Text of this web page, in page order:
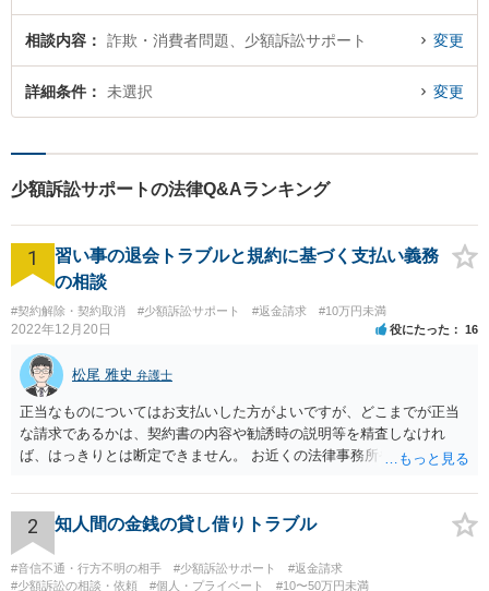
相談内容 詐欺・消費者問題、少額訴訟サポート 変更
詳細条件 未選択 変更
少額訴訟サポートの法律Q&Aランキング
1
習い事の退会トラブルと規約に基づく支払い義務
の相談
#契約解除・契約取消 #少額訴訟サポート #返金請求 #10万円未満
2022年12月20日 役にたった 16
松尾 雅史 弁護士
正当なものについてはお支払いした方がよいですが、どこまでが正当
な請求であるかは、契約書の内容や勧誘時の説明等を精査しなけれ
ば、はっきりとは断定できません。 お近くの法律事務所や、市役所・
費者生活センター(https://www.kokusen.go.jp/map/)も親身に相談に乗
ってくれますので、一度ご利用されることをおすすめします。
2 知人間の金銭の貸し借りトラブル
#音信不通・行方不明の相手 #少額訴訟サポート
#返金請求
#少額訴訟の相談・依頼
#個人・プライベート #10〜50万円未満